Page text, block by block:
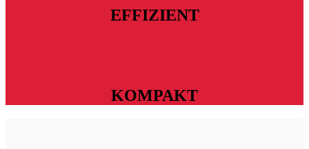
EFFIZIENT
KOMPAKT